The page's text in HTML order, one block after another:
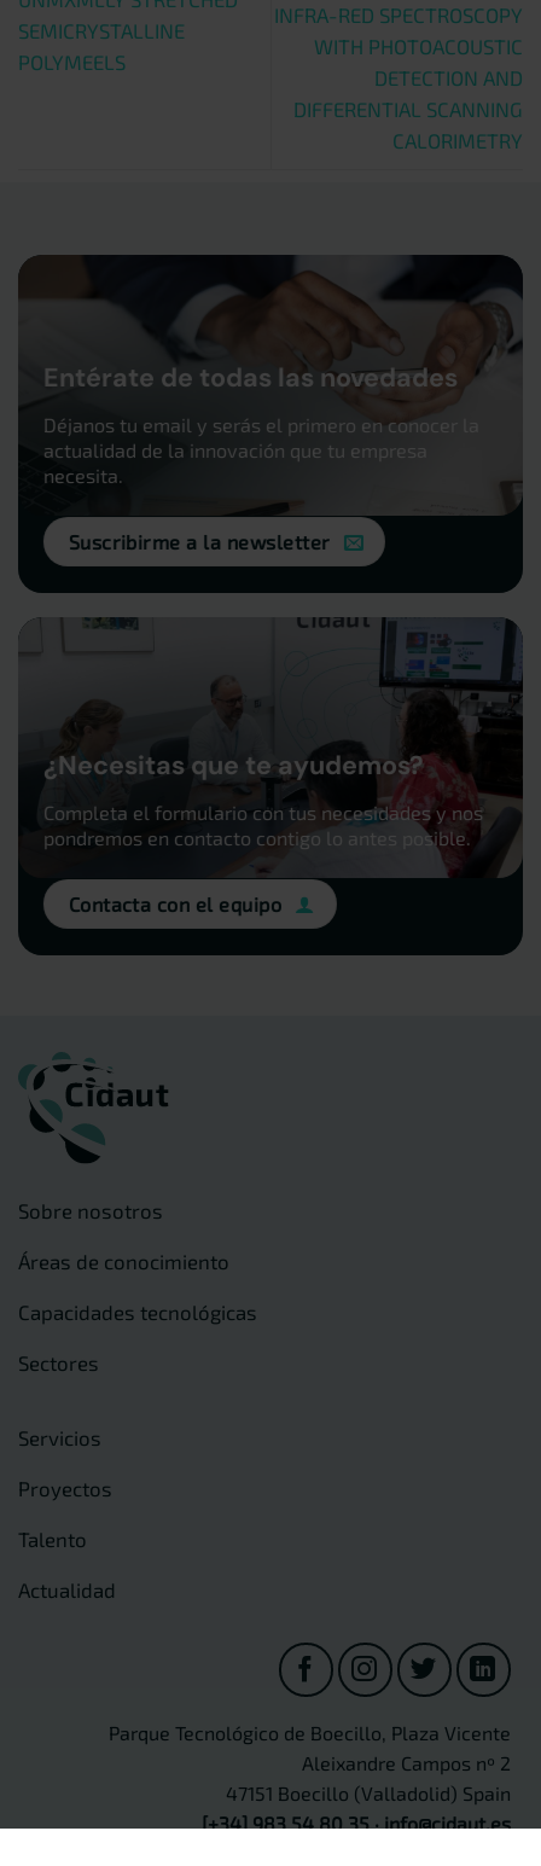
SEMICRYSTALLINE
POLYMEELS
INFRA-RED SPECTROSCOPY
WITH PHOTOACOUSTIC
DETECTION AND
DIFFERENTIAL SCANNING
CALORIMETRY
Entérate de todas las novedades
Déjanos tu email y serás el primero en conocer la
actualidad de la innovación que tu empresa
necesita.
Suscribirme a la newsletter
¿Necesitas que te ayudemos?
Completa el formulario con tus necesidades y nos
pondremos en contacto contigo lo antes posible.
Contacta con el equipo
Sobre nosotros
Áreas de conocimiento
Capacidades tecnológicas
Sectores
Servicios
Proyectos
Talento
Actualidad
Parque Tecnológico de Boecillo, Plaza Vicente
Aleixandre Campos nº 2
47151 Boecillo (Valladolid) Spain
[+34] 983 54 80 35·info@cidaut.es